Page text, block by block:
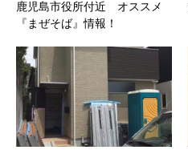
鹿児島市役所付近 オススメ
『まぜそば』情報！